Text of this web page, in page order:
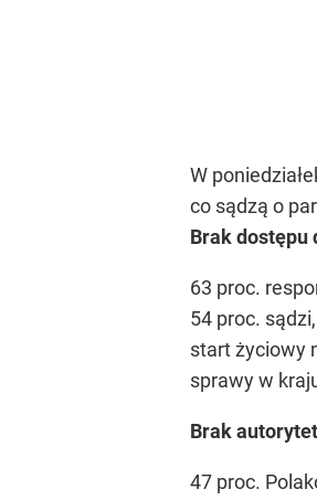
W
co sądzą o
Brak dostępu
63 proc.
54 proc.
start życiowy
sprawy w
Brak
47 proc.